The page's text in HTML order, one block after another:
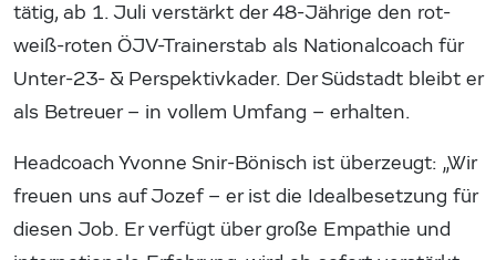
tätig, ab 1. Juli verstärkt der 48-Jährige den rot-
weiß-roten ÖJV-Trainerstab als Nationalcoach für
Unter-23- & Perspektivkader. Der Südstadt bleibt er
als Betreuer – in vollem Umfang – erhalten.
Headcoach Yvonne Snir-Bönisch ist überzeugt: „Wir
freuen uns auf Jozef – er ist die Idealbesetzung für
diesen Job. Er verfügt über große Empathie und